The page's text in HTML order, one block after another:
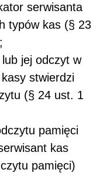
serwisanta
typów kas (§ 23
jej odczyt w
stwierdzi
(§ 24 ust. 1
pamięci
kas
pamięci)